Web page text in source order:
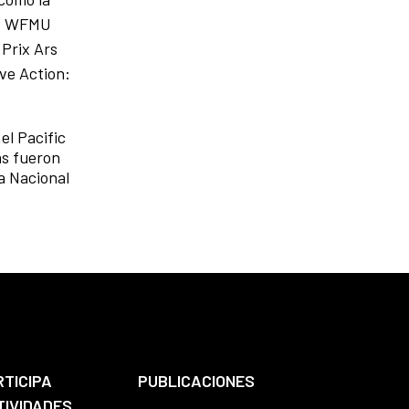
Ars
Action:
Pacific
fueron
Nacional
PUBLICACIONES